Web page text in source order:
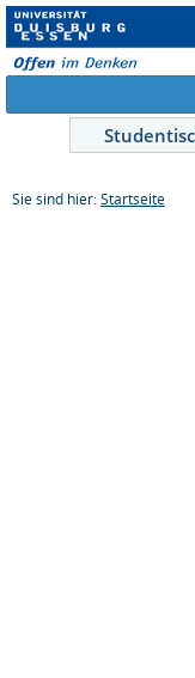
Sie sind hier: Startseite